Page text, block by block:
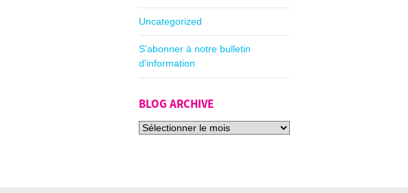
Uncategorized
S'abonner à notre bulletin
d'information
BLOG ARCHIVE